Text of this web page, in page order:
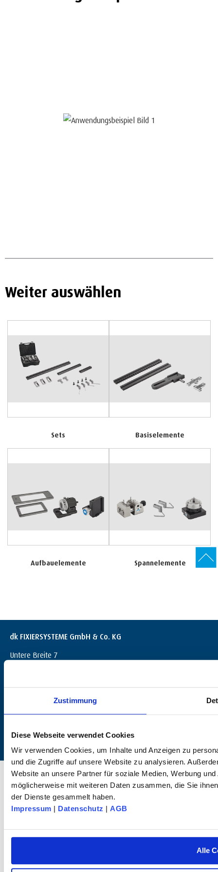
Zustimmung
Diese Webseite verwendet Cookies
Wir verwenden Cookies, um Inhalte und Anzeigen zu
und die Zugriffe auf unsere Website zu analysieren.
Website an unsere Partner für soziale Medien, Werbung
möglicherweise mit weiteren Daten zusammen, die Sie
der Dienste gesammelt haben.
Impressum | Datenschutz | AGB
Alle
Weiter auswählen
Sets Basiselemente
Aufbauelemente Spannelemente
dk FIXIERSYSTEME GmbH & Co. KG
Untere Breite 7
+49 (0) 7072 / 60042-0
info@dk-fixiersysteme.de
© 2026 dk FIXIERSYSTEME GmbH & Co. KG – Alle Rechte vorbehalten.